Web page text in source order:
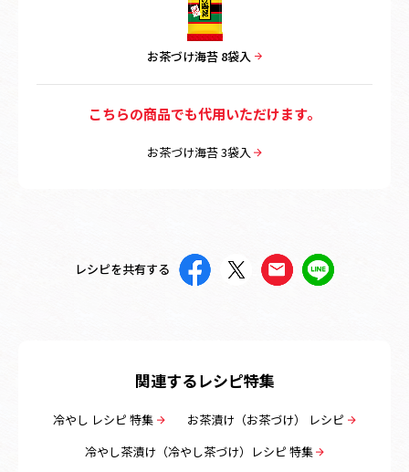
お茶づけ海苔 8袋入
こちらの商品でも代用いただけます。
お茶づけ海苔 3袋入
レシピを共有する
関連するレシピ特集
冷やし レシピ 特集
お茶漬け（お茶づけ） レシピ
冷やし茶漬け（冷やし茶づけ）レシピ 特集